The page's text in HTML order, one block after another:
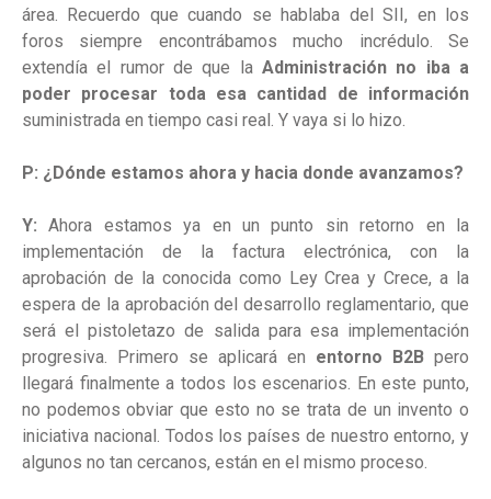
área. Recuerdo que cuando se hablaba del SII, en los
foros siempre encontrábamos mucho incrédulo. Se
extendía el rumor de que la Administración no iba a
poder procesar toda esa cantidad de información
suministrada en tiempo casi real. Y vaya si lo hizo.
P: ¿Dónde estamos ahora y hacia donde avanzamos?
Y: Ahora estamos ya en un punto sin retorno en la
implementación de la factura electrónica, con la
aprobación de la conocida como Ley Crea y Crece, a la
espera de la aprobación del desarrollo reglamentario, que
será el pistoletazo de salida para esa implementación
progresiva. Primero se aplicará en entorno B2B pero
llegará finalmente a todos los escenarios. En este punto,
no podemos obviar que esto no se trata de un invento o
iniciativa nacional. Todos los países de nuestro entorno, y
algunos no tan cercanos, están en el mismo proceso.